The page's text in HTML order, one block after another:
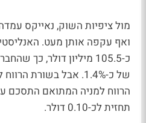
מול ציפיות השוק, נאייקס
ואף עקפה אותן מעט.
כ-105.5 מיליון דולר,
של כ-1.4%. אבל בשורת
תחזית לכ-0.10 דולר.